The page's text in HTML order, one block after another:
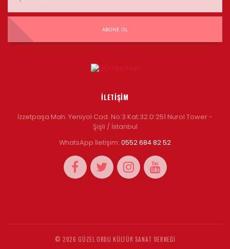
ABONE OL
İLETIŞIM
İzzetpaşa Mah. Yeniyol Cad. No:3 Kat:32 D:251 Nurol Tower -
Şişli / İstanbul
WhatsApp İletişim: 0552 684 82 52
© 2026 GÜZEL ORDU KÜLTÜR SANAT DERNEĞI